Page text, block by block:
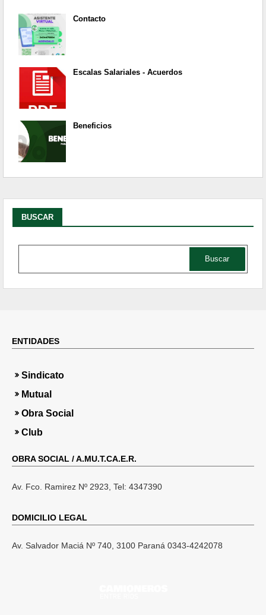
Contacto
Escalas Salariales - Acuerdos
Beneficios
BUSCAR
ENTIDADES
Sindicato
Mutual
Obra Social
Club
OBRA SOCIAL / A.MU.T.CA.E.R.
Av. Fco. Ramirez Nº 2923, Tel: 4347390
DOMICILIO LEGAL
Av. Salvador Maciá Nº 740, 3100 Paraná 0343-4242078